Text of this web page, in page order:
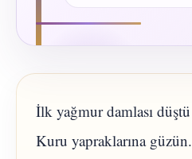
İlk yağmur damlası düştü
Kuru yapraklarına güzün.